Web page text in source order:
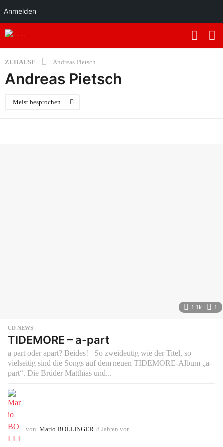
Anmelden
ZUHAUSE Andreas Pietsch
Andreas Pietsch
Meist besprochen
1.1k 1
CD NEWS
TIDEMORE – a-part
a part oder apart? Beides! So zweideutig wie der Titel, so
vielseitig sind die Songs auf dem neuen TIDEMORE-Album „a-
part“. Die Brüder Matthias und...
von Mario BOLLINGER 8 Jahren vor